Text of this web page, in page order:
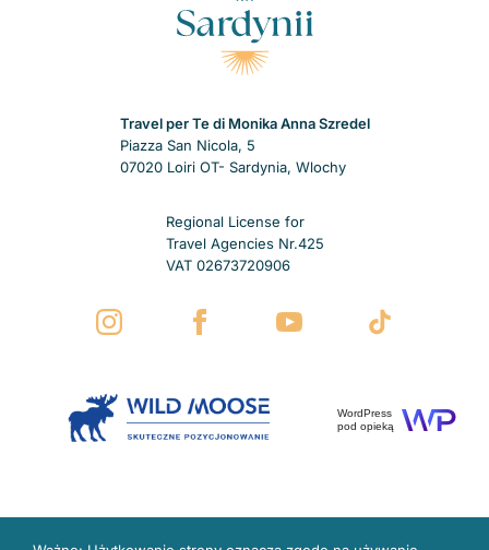
Travel per Te di Monika Anna Szredel
Piazza San Nicola, 5
07020 Loiri OT- Sardynia, Wlochy
Regional License for
Travel Agencies Nr.425
VAT 02673720906
WordPress
pod opieką